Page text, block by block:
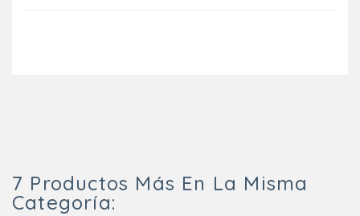
7 Productos Más En La Misma
Categoría: